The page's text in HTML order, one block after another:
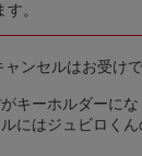
。
ンセルはお受けで
キーホルダーにな
にはジュビロく